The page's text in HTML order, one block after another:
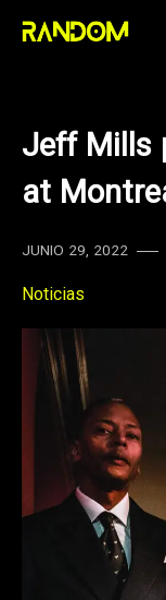
Skip
Jeff Mills
at
JUNIO 29, 2022
Noticias